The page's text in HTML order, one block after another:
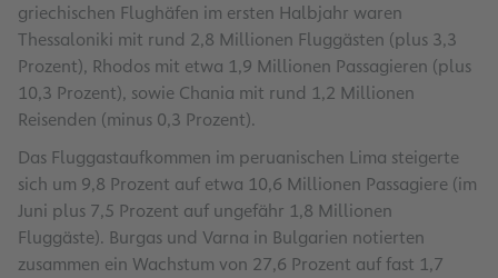
griechischen Flughäfen im ersten Halbjahr waren
Thessaloniki mit rund 2,8 Millionen Fluggästen (plus 3,3
Prozent), Rhodos mit etwa 1,9 Millionen Passagieren (plus
10,3 Prozent), sowie Chania mit rund 1,2 Millionen
Reisenden (minus 0,3 Prozent).
Das Fluggastaufkommen im peruanischen Lima steigerte
sich um 9,8 Prozent auf etwa 10,6 Millionen Passagiere (im
Juni plus 7,5 Prozent auf ungefähr 1,8 Millionen
Fluggäste). Burgas und Varna in Bulgarien notierten
zusammen ein Wachstum von 27,6 Prozent auf fast 1,7